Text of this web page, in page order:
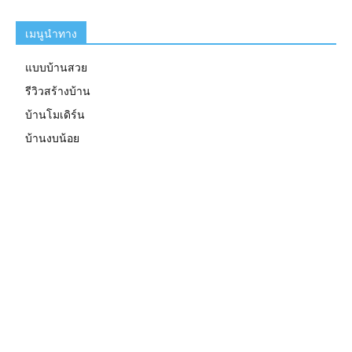
เมนูนำทาง
แบบบ้านสวย
รีวิวสร้างบ้าน
บ้านโมเดิร์น
บ้านงบน้อย